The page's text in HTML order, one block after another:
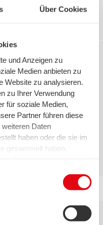
Über Cookies
und Anzeigen zu
Medien anbieten zu
Website zu analysieren.
zu Ihrer Verwendung
für soziale Medien,
Partner führen diese
Daten
haben oder die sie im
gesammelt haben.
unbemerkten Zugriffs
Betroffenenrechten,